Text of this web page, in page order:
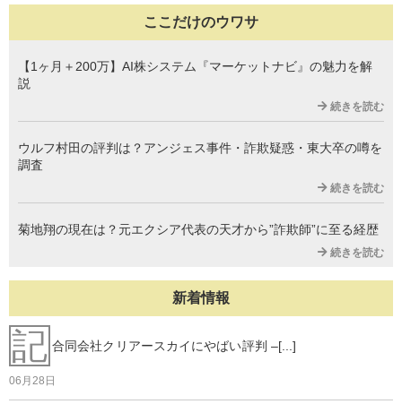
ここだけのウワサ
【1ヶ月＋200万】AI株システム『マーケットナビ』の魅力を解
説
続きを読む
ウルフ村田の評判は？アンジェス事件・詐欺疑惑・東大卒の噂を
調査
続きを読む
菊地翔の現在は？元エクシア代表の天才から”詐欺師”に至る経歴
続きを読む
新着情報
記 合同会社クリアースカイにやばい評判 –[...]
06月28日